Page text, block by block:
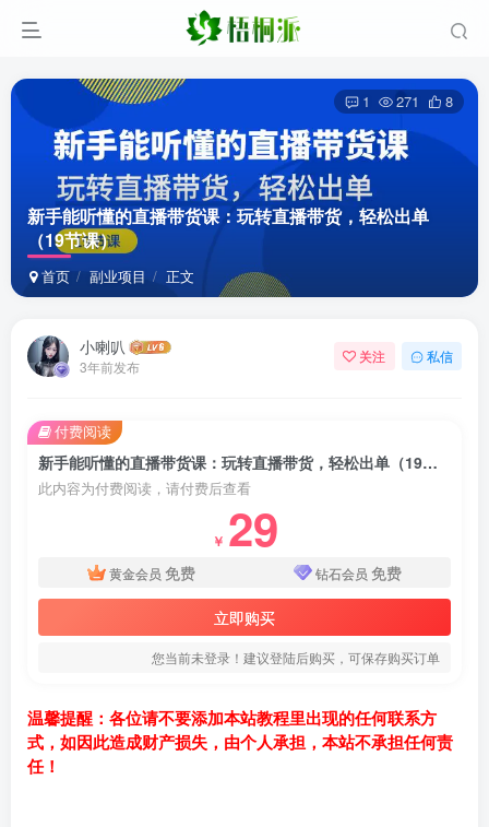
新手能听懂的直播带货课：玩转直播带货，轻松出单
（19节课）
首页 副业项目 正文
1 271 8
小喇叭
3年前发布
关注 私信
新手能听懂的直播带货课：玩转直播带货，轻松出单（19节课）
此内容为付费阅读，请付费后查看
￥ 29
黄金会员 免费 钻石会员 免费
立即购买
您当前未登录！建议登陆后购买，可保存购买订单
付费阅读
温馨提醒：各位请不要添加本站教程里出现的任何联系方
式，如因此造成财产损失，由个人承担，本站不承担任何责
任！